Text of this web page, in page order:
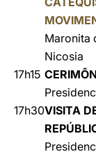
Maronita
Nicosia
17h15
17h30VISITA